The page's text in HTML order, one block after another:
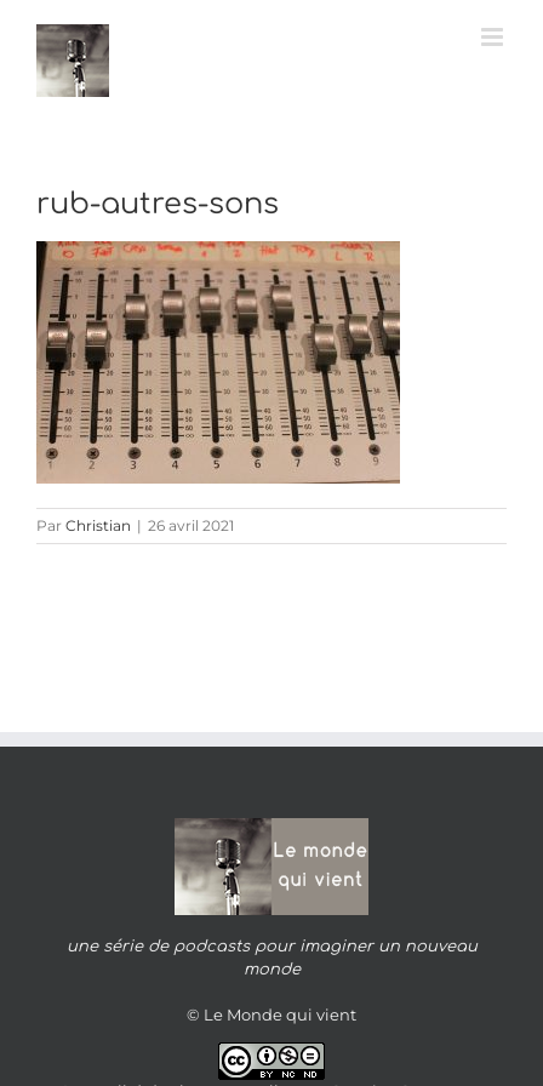
contenu
rub-autres-sons
Par Christian | 26 avril 2021
une série de podcasts pour imaginer un nouveau
monde
© Le Monde qui vient